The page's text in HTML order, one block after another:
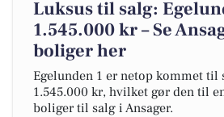
Luksus til salg:
1.545.000 kr – Se
boliger her
Egelunden 1 er netop kommet til
1.545.000 kr, hvilket gør den til
boliger til salg i Ansager.